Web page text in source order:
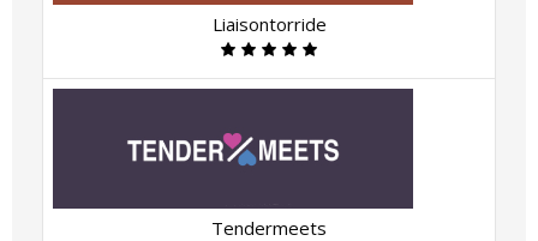
Liaisontorride
Tendermeets